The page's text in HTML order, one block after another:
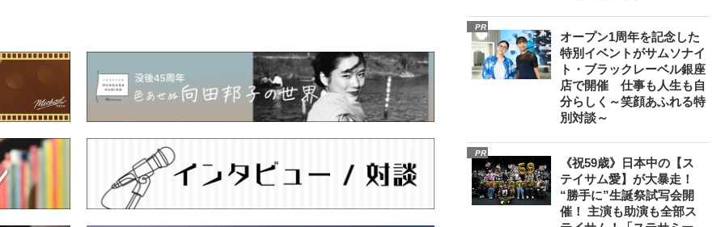
PR
オープン1周年を記念した
特別イベントがサムソナイ
ト・ブラックレーベル銀座
店で開催 仕事も人生も自
分らしく～笑顔あふれる特
別対談～
PR
《祝59歳》日本中の【ス
テイサム愛】が大暴走！
“勝手に”生誕祭試写会開
催！ 主演も助演も全部ス